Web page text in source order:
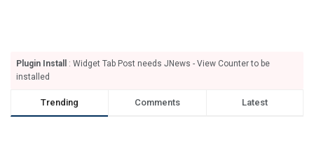
Plugin Install
: Widget Tab Post needs JNews - View Counter to be
installed
Trending Comments Latest